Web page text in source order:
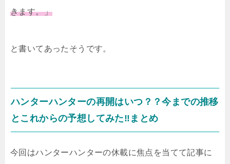
きます。」
と書いてあったそうです。
ハンターハンターの再開はいつ？？今までの推移
とこれからの予想してみた‼︎ まとめ
今回はハンターハンターの休載に焦点を当てて記事に